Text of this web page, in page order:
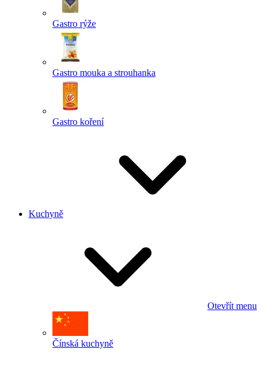
Gastro rýže
Gastro mouka a strouhanka
Gastro koření
Kuchyně
Otevřít menu
Čínská kuchyně